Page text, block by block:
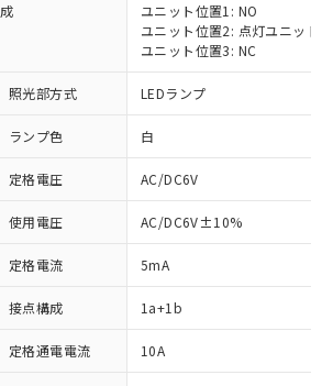
ユニット位置1: NO
ユニット位置2: 点灯ユニット
ユニット位置3: NC
照光部方式 LEDランプ
ランプ色 白
定格電圧 AC/DC6V
使用電圧 AC/DC6V±10%
定格電流 5mA
接点構成 1a+1b
定格通電電流 10A
条件
をお読みいただき、同意のうえ
応した製品が提供可能な商品で
EU RoHS指令（10物質）の非含
た製品に切り替える予定のある
し：EU RoHS指令（10物質）の
対応の商品で、対応品を出す予